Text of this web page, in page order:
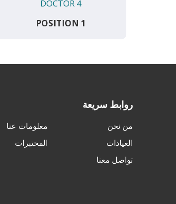
DOCTOR 4
POSITION 1
روابط سريعة
من نحن معلومات عنا
العيادات
المختبرات
تواصل معنا